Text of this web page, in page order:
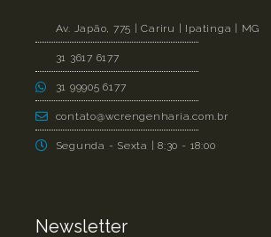
Av. Japão, 775 | Cariru | Ipatinga | MG
31 3617 6177
31 99905 6177
contato@wcrengenharia.com.br
Segunda - Sexta | 8:30 - 18:00
Newsletter